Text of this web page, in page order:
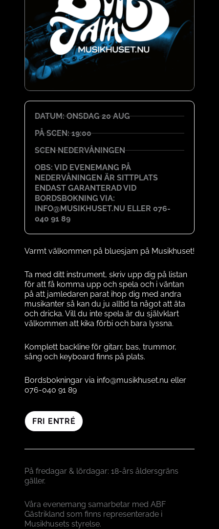
DATUM: ONSDAG 20 AUG
PÅ SCEN: 19:00
SCEN NEDERVÅNINGEN
OBS: VID EVENEMANG PÅ
NEDERVÅNINGEN ÄR SITTPLATS
ENDAST GARANTERAD VID
BORDSBOKNING VIA:
INFO@MUSIKHUSET.NU ELLER 076-
040 91 89
Varmt välkommen på bluesjam på Musikhuset!
Ta med ditt instrument, skriv upp dig på listan
för att få komma upp och spela och i väntan
på att jamledaren parat ihop dig med andra
musikanter så kan du ju alltid ta något att äta
och dricka. Vill du inte spela är du självklart
välkommen att kika förbi och bara lyssna.
Komplett backline för gitarr, bas, trummor,
sång och keyboard finns på plats.
Bordsbokningar via info@musikhuset.nu eller
076-040 91 89
FRI ENTRÉ
På fredagar & lördagar: 18-års åldersgräns
gäller.
Våra evenemang samarbetar med ABF
Gästrikland som finns representerade i
Musikhusets styrelse.